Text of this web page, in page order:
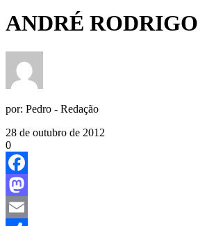
ANDRÉ RODRIGO
por: Pedro - Redação
28 de outubro de 2012
0
Facebook
Mastodon